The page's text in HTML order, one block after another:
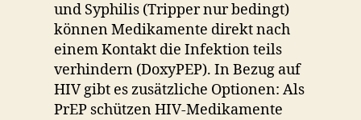
und Syphilis (Tripper nur bedingt)
können Medikamente direkt nach
einem Kontakt die Infektion teils
verhindern (DoxyPEP). In Bezug auf
HIV gibt es zusätzliche Optionen: Als
PrEP schützen HIV-Medikamente